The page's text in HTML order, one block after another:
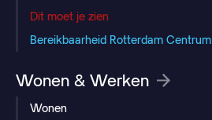
Dit moet je zien
Bereikbaarheid Rotterdam Centrum
Wonen & Werken
Wonen